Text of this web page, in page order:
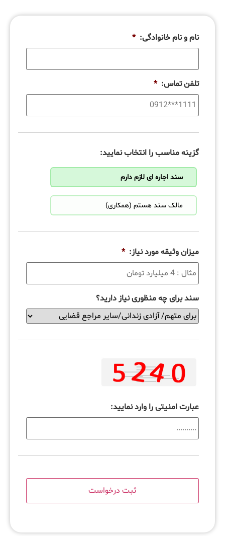
نام و نام خانوادگی: *
تلفن تماس: *
گزینه مناسب را انتخاب نمایید:
سند اجاره ای لازم دارم
مالک سند هستم (همکاری)
میزان وثیقه مورد نیاز: *
سند برای چه منظوری نیاز دارید؟
عبارت امنیتی را وارد نمایید: